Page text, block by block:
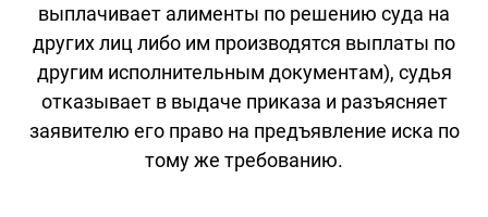
выплачивает алименты по решению суда на
других лиц либо им производятся выплаты по
другим исполнительным документам), судья
отказывает в выдаче приказа и разъясняет
заявителю его право на предъявление иска по
тому же требованию.